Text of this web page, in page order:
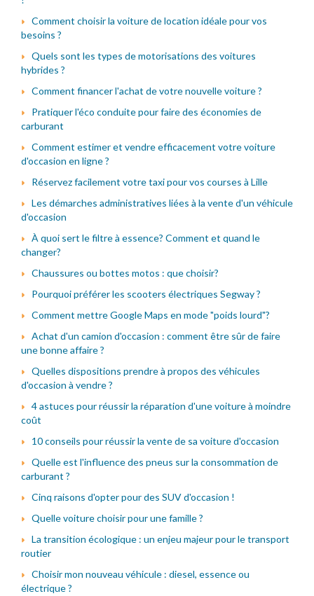
Comment choisir la voiture de location idéale pour vos
besoins ?
Quels sont les types de motorisations des voitures
hybrides ?
Comment financer l'achat de votre nouvelle voiture ?
Pratiquer l'éco conduite pour faire des économies de
carburant
Comment estimer et vendre efficacement votre voiture
d'occasion en ligne ?
Réservez facilement votre taxi pour vos courses à Lille
Les démarches administratives liées à la vente d'un véhicule
d'occasion
À quoi sert le filtre à essence? Comment et quand le
changer?
Chaussures ou bottes motos : que choisir?
Pourquoi préférer les scooters électriques Segway ?
Comment mettre Google Maps en mode "poids lourd"?
Achat d'un camion d'occasion : comment être sûr de faire
une bonne affaire ?
Quelles dispositions prendre à propos des véhicules
d'occasion à vendre ?
4 astuces pour réussir la réparation d'une voiture à moindre
coût
10 conseils pour réussir la vente de sa voiture d'occasion
Quelle est l'influence des pneus sur la consommation de
carburant ?
Cinq raisons d'opter pour des SUV d'occasion !
Quelle voiture choisir pour une famille ?
La transition écologique : un enjeu majeur pour le transport
routier
Choisir mon nouveau véhicule : diesel, essence ou
électrique ?